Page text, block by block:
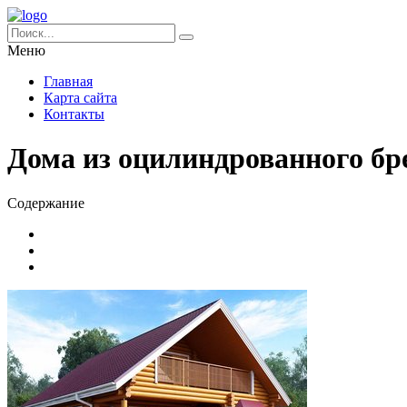
Меню
Главная
Карта сайта
Контакты
Дома из оцилиндрованного
Содержание